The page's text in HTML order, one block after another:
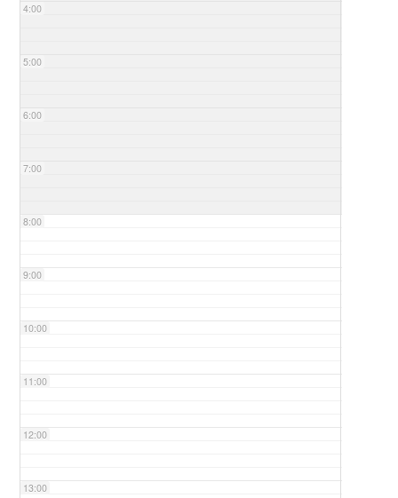
4:00
5:00
6:00
7:00
8:00
9:00
10:00
11:00
12:00
13:00